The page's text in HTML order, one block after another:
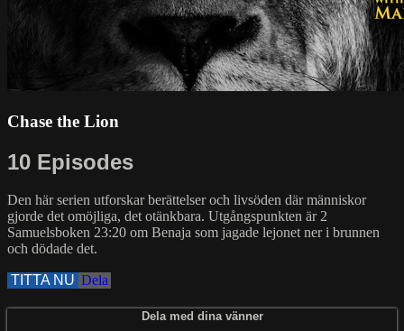
Chase the Lion
10 Episodes
Den här serien utforskar berättelser och livsöden där människor
gjorde det omöjliga, det otänkbara. Utgångspunkten är 2
Samuelsboken 23:20 om Benaja som jagade lejonet ner i brunnen
och dödade det.